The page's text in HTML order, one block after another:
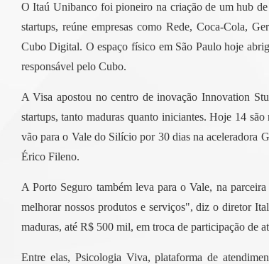
O Itaú Unibanco foi pioneiro na criação de um hub
startups, reúne empresas como Rede, Coca-Cola,
Cubo Digital. O espaço físico em São Paulo hoje
responsável pelo Cubo.
A Visa apostou no centro de inovação Innovation
startups, tanto maduras quanto iniciantes. Hoje 14
vão para o Vale do Silício por 30 dias na aceleradora
Érico Fileno.
A Porto Seguro também leva para o Vale, na
melhorar nossos produtos e serviços", diz o diretor
maduras, até R$ 500 mil, em troca de participação de
Entre elas, Psicologia Viva, plataforma de